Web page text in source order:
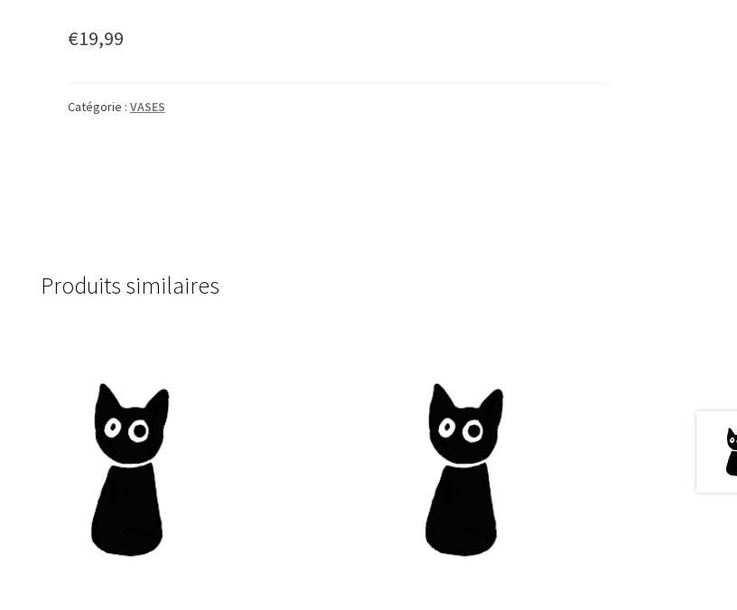
€19,99
Catégorie : VASES
Produits similaires